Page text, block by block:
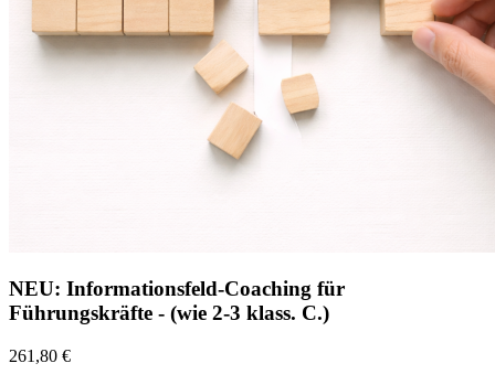
NEU: Informationsfeld-Coaching für
Führungskräfte - (wie 2-3 klass. C.)
261,80 €